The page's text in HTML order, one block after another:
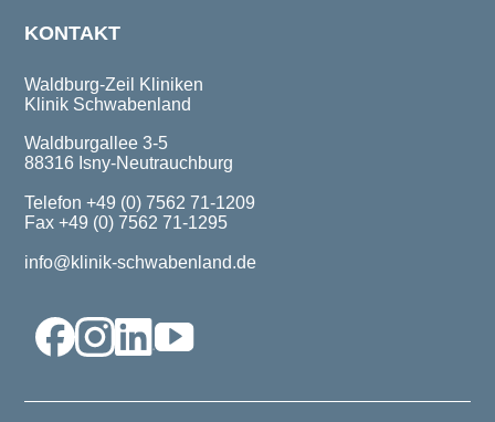
KONTAKT
Waldburg-Zeil Kliniken
Klinik Schwabenland
Waldburgallee 3-5
88316 Isny-Neutrauchburg
Telefon +49 (0) 7562 71-1209
Fax +49 (0) 7562 71-1295
info@klinik-schwabenland.de